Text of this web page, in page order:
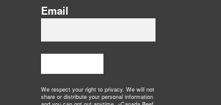
Email
We respect your right to privacy. We will not
share or distribute your personal information